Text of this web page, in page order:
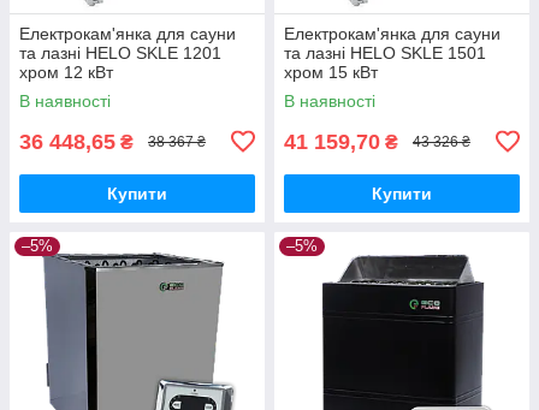
Електрокам'янка для сауни
та лазні HELO SKLE 1201
хром 12 кВт
В наявності
36 448,65 ₴ 38 367 ₴
Купити
Електрокам'янка для сауни
та лазні HELO SKLE 1501
хром 15 кВт
В наявності
41 159,70 ₴ 43 326 ₴
Купити
–5% –5%